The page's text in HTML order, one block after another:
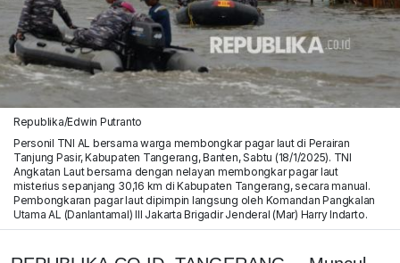
Republika/Edwin Putranto
Personil TNI AL bersama warga membongkar pagar laut di Perairan
Tanjung Pasir, Kabupaten Tangerang, Banten, Sabtu (18/1/2025). TNI
Angkatan Laut bersama dengan nelayan membongkar pagar laut
misterius sepanjang 30,16 km di Kabupaten Tangerang, secara manual.
Pembongkaran pagar laut dipimpin langsung oleh Komandan Pangkalan
Utama AL (Danlantamal) III Jakarta Brigadir Jenderal (Mar) Harry Indarto.